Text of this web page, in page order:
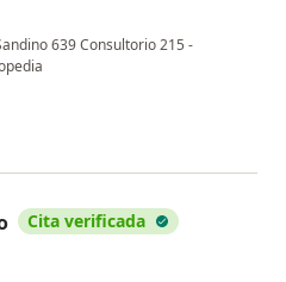
639 Consultorio 215 -
Cita verificada